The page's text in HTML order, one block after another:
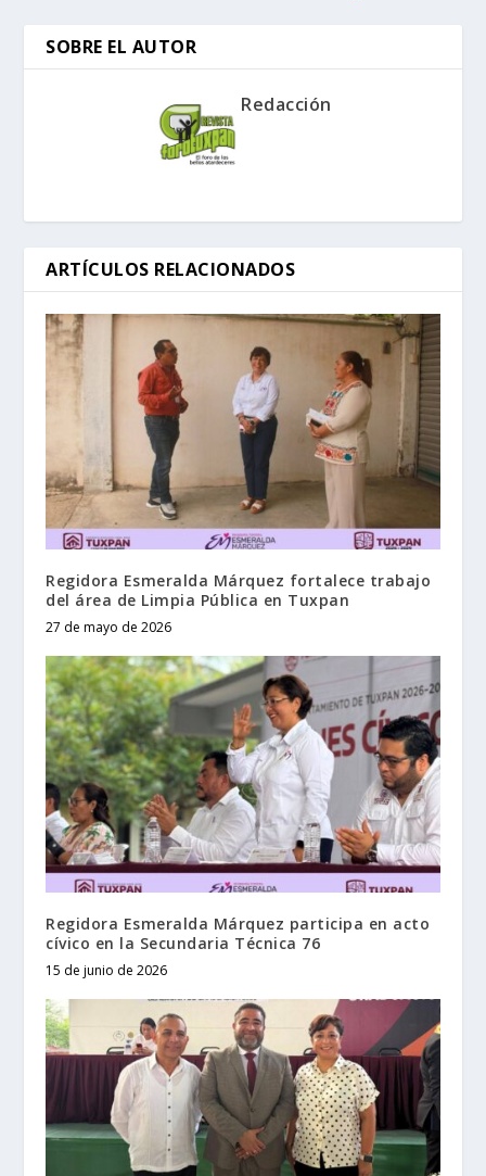
SOBRE EL AUTOR
Redacción
ARTÍCULOS RELACIONADOS
Regidora Esmeralda Márquez fortalece trabajo
del área de Limpia Pública en Tuxpan
27 de mayo de 2026
Regidora Esmeralda Márquez participa en acto
cívico en la Secundaria Técnica 76
15 de junio de 2026